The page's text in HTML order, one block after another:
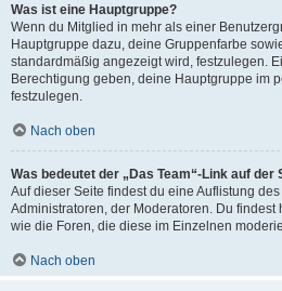
Was ist eine Hauptgruppe?
Wenn du Mitglied in mehr als einer
Hauptgruppe dazu, deine Gruppenfarbe
standardmäßig angezeigt wird, festzulegen.
Berechtigung geben, deine Hauptgruppe im
festzulegen.
Nach oben
Was bedeutet der „Das Team“-Link auf der
Auf dieser Seite findest du eine Auflistung
Administratoren, der Moderatoren. Du
wie die Foren, die diese im Einzelnen
Nach oben